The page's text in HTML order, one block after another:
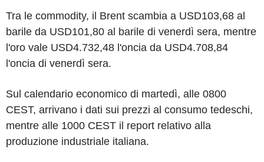
Tra le commodity, il Brent scambia a USD103,68 al
barile da USD101,80 al barile di venerdì sera, mentre
l'oro vale USD4.732,48 l'oncia da USD4.708,84
l'oncia di venerdì sera.
Sul calendario economico di martedì, alle 0800
CEST, arrivano i dati sui prezzi al consumo tedeschi,
mentre alle 1000 CEST il report relativo alla
produzione industriale italiana.